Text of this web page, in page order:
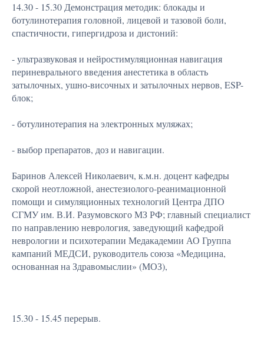
14.30 - 15.30 Демонстрация методик: блокады и
ботулинотерапия головной, лицевой и тазовой боли,
спастичности, гипергидроза и дистоний:
- ультразвуковая и нейростимуляционная навигация
периневрального введения анестетика в область
затылочных, ушно-височных и затылочных нервов, ESP-
блок;
- ботулинотерапия на электронных муляжах;
- выбор препаратов, доз и навигации.
Баринов Алексей Николаевич, к.м.н. доцент кафедры
скорой неотложной, анестезиолого-реанимационной
помощи и симуляционных технологий Центра ДПО
СГМУ им. В.И. Разумовского МЗ РФ; главный специалист
по направлению неврология, заведующий кафедрой
неврологии и психотерапии Медакадемии АО Группа
кампаний МЕДСИ, руководитель союза «Медицина,
основанная на Здравомыслии» (МОЗ),
15.30 - 15.45 перерыв.